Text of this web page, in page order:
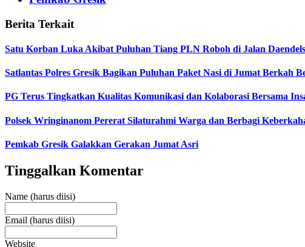
Berita Terkait
Satu Korban Luka Akibat Puluhan Tiang PLN Roboh di Jalan Daendels
Satlantas Polres Gresik Bagikan Puluhan Paket Nasi di Jumat Berkah
PG Terus Tingkatkan Kualitas Komunikasi dan Kolaborasi Bersama
Polsek Wringinanom Pererat Silaturahmi Warga dan Berbagi
Pemkab Gresik Galakkan Gerakan Jumat Asri
Tinggalkan Komentar
Name (harus diisi)
Email (harus diisi)
Website